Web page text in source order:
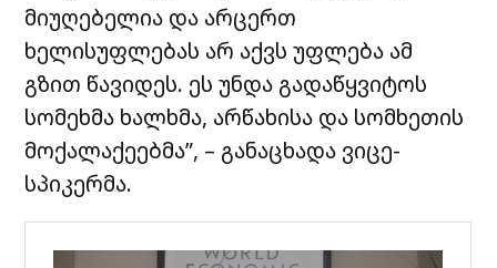
მიუღებელია და არცერთ
ხელისუფლებას არ აქვს უფლება ამ
გზით წავიდეს. ეს უნდა გადაწყვიტოს
სომეხმა ხალხმა, არწახისა და სომხეთის
მოქალაქეებმა”, – განაცხადა ვიცე-
სპიკერმა.